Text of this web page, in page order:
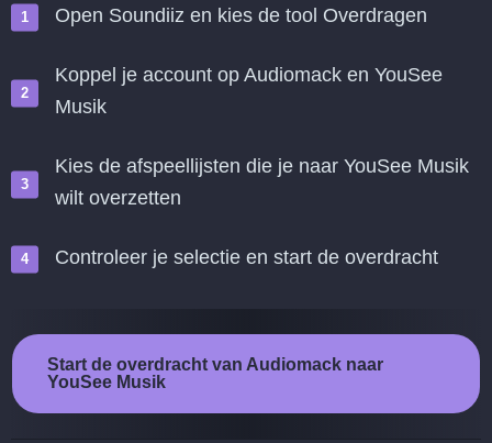
Open Soundiiz en kies de tool Overdragen
Koppel je account op Audiomack en YouSee
Musik
Kies de afspeellijsten die je naar YouSee Musik
wilt overzetten
Controleer je selectie en start de overdracht
Start de overdracht van Audiomack naar
YouSee Musik